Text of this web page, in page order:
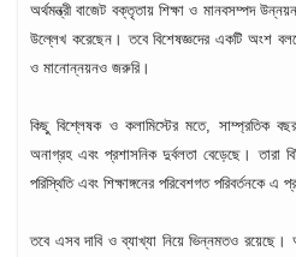
অর্থমন্ত্রী বাজেট বক্তৃতায় শিক্ষা ও মানবসম্পদ
উল্লেখ করেছেন। তবে বিশেষজ্ঞদের একটি অংশ
ও মানোন্নয়নও জরুরি।
কিছু বিশ্লেষক ও কলামিস্টের মতে, সাম্প্রতিক
অনাগ্রহ এবং প্রশাসনিক দুর্বলতা বেড়েছে। তারা
পরিস্থিতি এবং শিক্ষাঙ্গনের পরিবেশগত পরিবর্তনকে
তবে এসব দাবি ও ব্যাখ্যা নিয়ে ভিন্নমতও